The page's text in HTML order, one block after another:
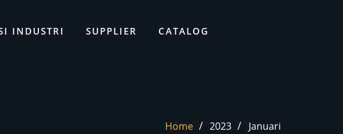
INDUSTRI SUPPLIER
CATALOG
Home 2023 Januari